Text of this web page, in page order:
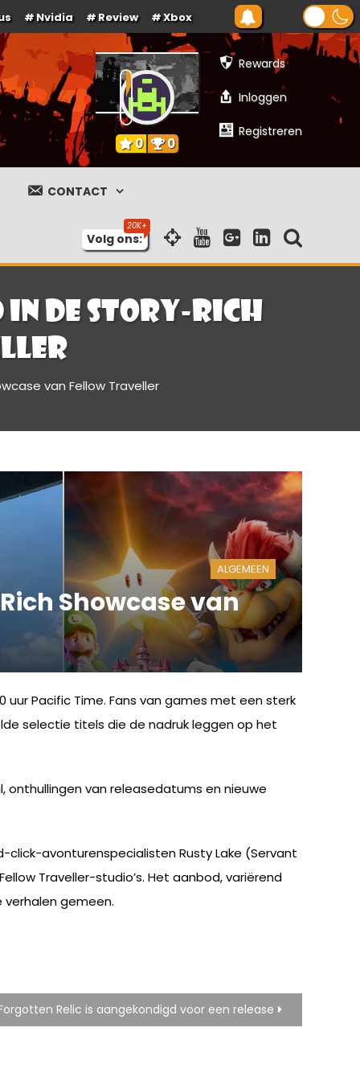
Nvidia Review Xbox
Rewards
Inloggen
Registreren
0 0
CONTACT
Volg ons:
de Story-Rich
van Fellow Traveller
ALGEMEEN
Showcase van
uur Pacific Time. Fans van games met een sterk
selectie titels die de nadruk leggen op het
van releasedatums en nieuwe
click-avonturenspecialisten Rusty Lake (Servant
Traveller-studio’s. Het aanbod, variërend
gemeen.
Relic is aangekondigd voor een release